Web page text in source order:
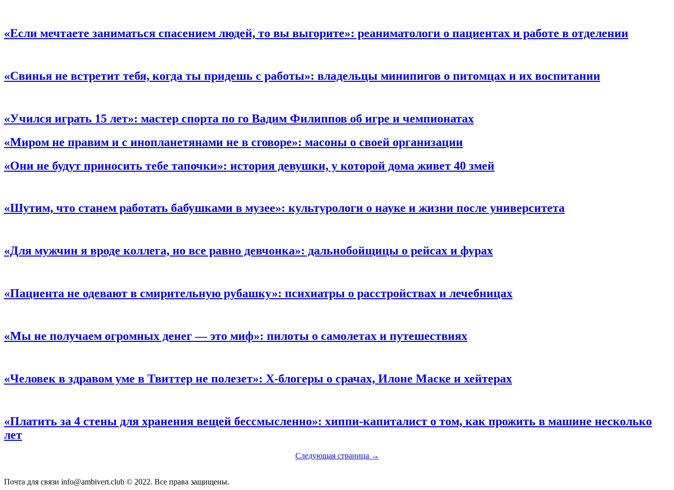
«Если мечтаете заниматься спасением людей, то вы выгорите»: реаниматологи о пациентах и работе в отделении
«Свинья не встретит тебя, когда ты придешь с работы»: владельцы минипигов о питомцах и их воспитании
«Учился играть 15 лет»: мастер спорта по го Вадим Филиппов об игре и чемпионатах
«Миром не правим и с инопланетянами не в сговоре»: масоны о своей организации
«Они не будут приносить тебе тапочки»: история девушки, у которой дома живет 40 змей
«Шутим, что станем работать бабушками в музее»: культурологи о науке и жизни после университета
«Для мужчин я вроде коллега, но все равно девчонка»: дальнобойщицы о рейсах и фурах
«Пациента не одевают в смирительную рубашку»: психиатры о расстройствах и лечебницах
«Мы не получаем огромных денег — это миф»: пилоты о самолетах и путешествиях
«Человек в здравом уме в Твиттер не полезет»: X-блогеры о срачах, Илоне Маске и хейтерах
«Платить за 4 стены для хранения вещей бессмысленно»: хиппи-капиталист о том, как прожить в машине несколько
лет
Следующая страница →
Почта для связи info@ambivert.club © 2022. Все права защищены.